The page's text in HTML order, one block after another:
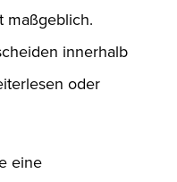
maßgeblich.
innerhalb
oder
eine